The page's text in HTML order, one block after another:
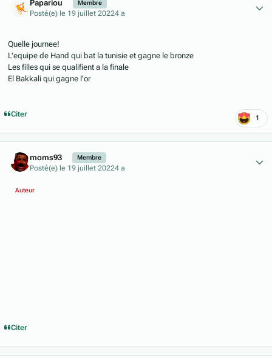
Papariou Membre
Posté(e) le 19 juillet 20224 a
Quelle journee!
L'equipe de Hand qui bat la tunisie et gagne le bronze
Les filles qui se qualifient a la finale
El Bakkali qui gagne l'or
Citer 1
moms93 Membre
Posté(e) le 19 juillet 20224 a
Auteur
Citer